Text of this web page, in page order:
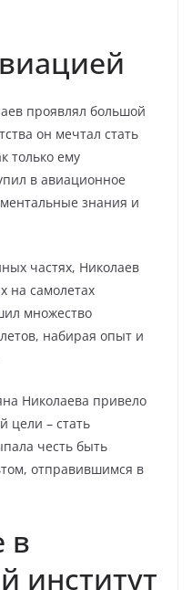
проявлял большой
он мечтал стать
только ему
в авиационное
знания и
частях, Николаев
на самолетах
множество
набирая опыт и
Николаева привело
цели – стать
честь быть
отправившимся в
в
институт